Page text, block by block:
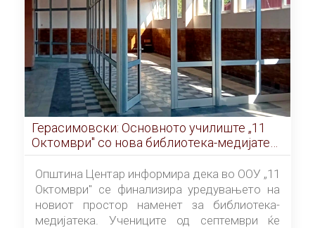
Герасимовски: Основното училиште „11
Октомври" со нова библиотека-медијатека
од септември
Општина Центар информира дека во ООУ „11
Октомври" се финализира уредувањето на
новиот простор наменет за библиотека-
медијатека. Учениците од септември ќе